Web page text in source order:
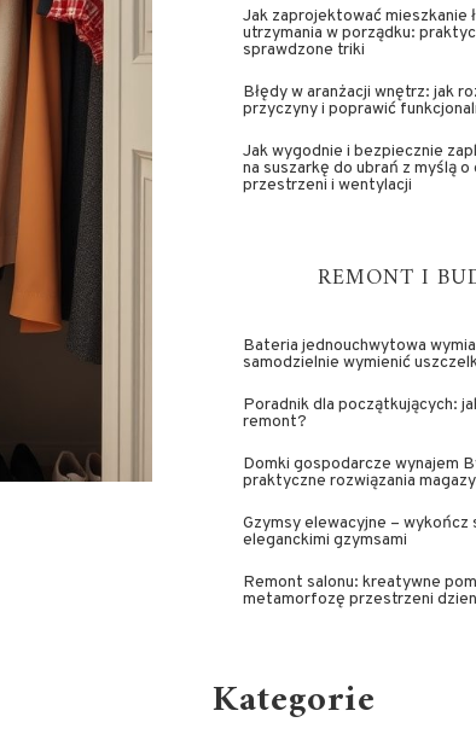
Jak zaprojektować mieszkanie
utrzymania w porządku:
sprawdzone triki
Błędy w aranżacji wnętrz: jak
przyczyny i poprawić
Jak wygodnie i bezpiecznie
na suszarkę do ubrań z myślą
przestrzeni i wentylacji
REMONT I
Bateria jednouchwytowa
samodzielnie wymienić
Poradnik dla początkujących:
remont?
Domki gospodarcze wynajem
praktyczne rozwiązania
Gzymsy elewacyjne – wykończ
eleganckimi gzymsami
Remont salonu: kreatywne
metamorfozę przestrzeni
Kategorie